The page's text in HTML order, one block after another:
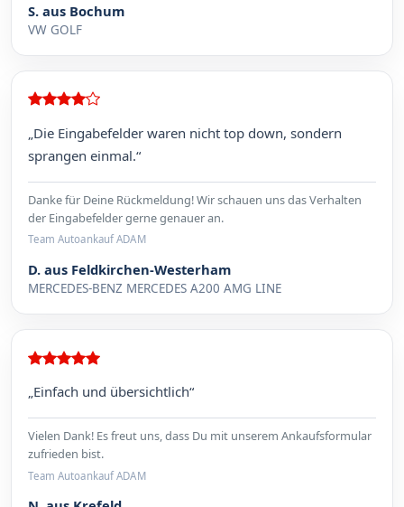
S. aus Bochum
VW GOLF
„Die Eingabefelder waren nicht top down, sondern
sprangen einmal.“
Danke für Deine Rückmeldung! Wir schauen uns das Verhalten
der Eingabefelder gerne genauer an.
Team Autoankauf ADAM
D. aus Feldkirchen-Westerham
MERCEDES-BENZ MERCEDES A200 AMG LINE
„Einfach und übersichtlich“
Vielen Dank! Es freut uns, dass Du mit unserem Ankaufsformular
zufrieden bist.
Team Autoankauf ADAM